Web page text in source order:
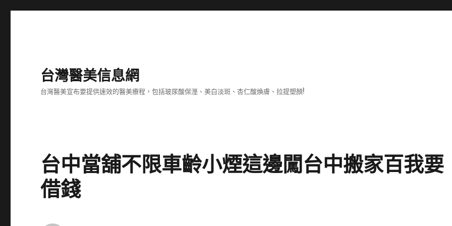
台灣醫美信息網
台灣醫美宣布要提供速效的醫美療程，包括玻尿酸保溼、美白淡斑、杏仁酸煥膚、拉提塑顏!
台中當舖不限車齡小煙這邊闖台中搬家百我要
借錢